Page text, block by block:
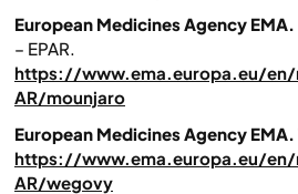
European Medicines Agency EMA.
– EPAR.
https://www.ema.europa.eu/en/
AR/mounjaro
European Medicines Agency EMA.
https://www.ema.europa.eu/en/
AR/wegovy